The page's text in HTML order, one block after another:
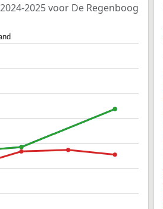
2025 voor De Regenboog